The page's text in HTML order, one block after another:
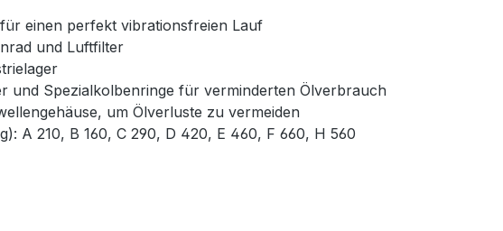
einen perfekt vibrationsfreien Lauf
und Luftfilter
und Spezialkolbenringe für verminderten Ölverbrauch
um Ölverluste zu vermeiden
A 210, B 160, C 290, D 420, E 460, F 660, H 560